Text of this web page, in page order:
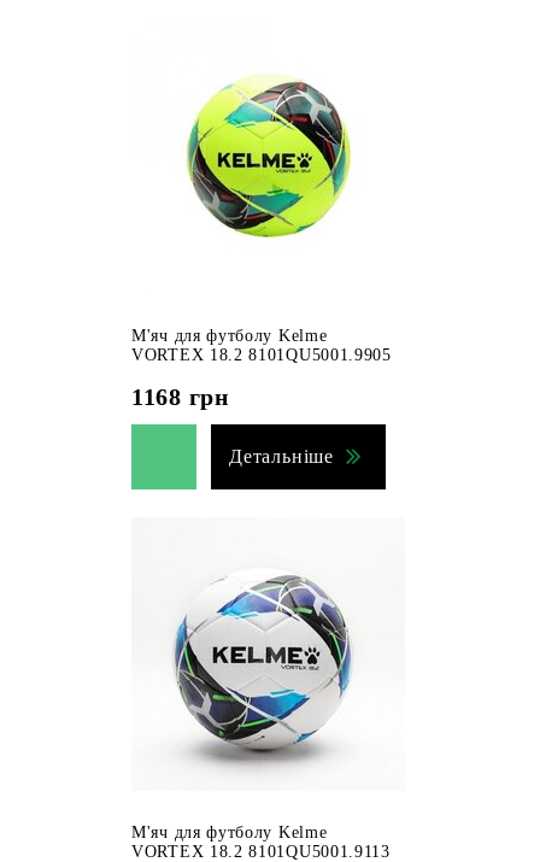
М'яч для футболу Kelme
VORTEX 18.2 8101QU5001.9905
1168 грн
Детальніше
М'яч для футболу Kelme
VORTEX 18.2 8101QU5001.9113